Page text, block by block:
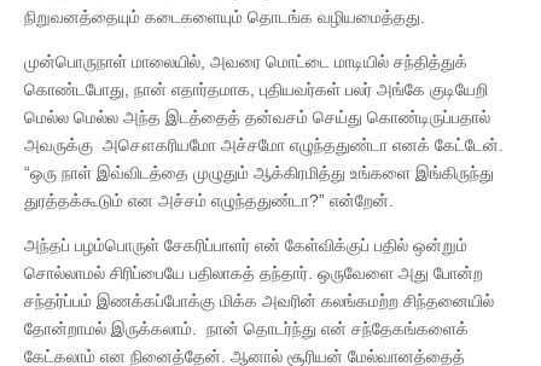
நிறுவனத்தையும் கடைகளையும் தொடங்க வழியமைத்தது.
முன்பொருநாள் மாலையில், அவரை மொட்டை மாடியில் சந்தித்துக்
கொண்டபோது, நான் எதார்தமாக, புதியவர்கள் பலர் அங்கே குடியேறி
மெல்ல மெல்ல அந்த இடத்தைத் தன்வசம் செய்து கொண்டிருப்பதால்
அவருக்கு அசௌகரியமோ அச்சமோ எழுந்ததுண்டா எனக் கேட்டேன்.
“ஒரு நாள் இவ்விடத்தை முழுதும் ஆக்கிரமித்து உங்களை இங்கிருந்து
துரத்தக்கூடும் என அச்சம் எழுந்ததுண்டா?” என்றேன்.
அந்தப் பழம்பொருள் சேகரிப்பாளர் என் கேள்விக்குப் பதில் ஒன்றும்
சொல்லாமல் சிரிப்பையே பதிலாகத் தந்தார். ஒருவேளை அது போன்ற
சந்தர்ப்பம் இணக்கப்போக்கு மிக்க அவரின் கலங்கமற்ற சிந்தனையில்
தோன்றாமல் இருக்கலாம். நான் தொடர்ந்து என் சந்தேகங்களைக்
கேட்கலாம் என நினைத்தேன். ஆனால் சூரியன் மேல்வானத்தைத்